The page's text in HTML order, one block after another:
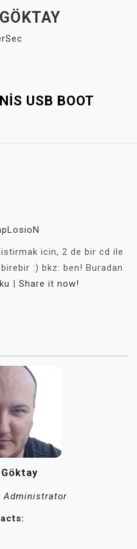
USB BOOT
icin, 2 de bir cd ile
:) bkz: ben! Buradan
| Share it now!
Administrator